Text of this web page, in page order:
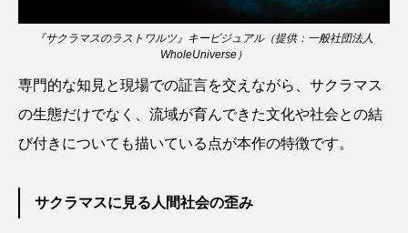
オットセイ オニヒトデ オワンクラゲ
オーストラリア カイエビ カイギュウ
カイロウドウケツ カイワリ
カクレクマノミ カゴカマス
『サクラマスのラストワルツ』キービジュアル（提供：一般社団法人
WholeUniverse）
専門的な知見と現場での証言を交えながら、サクラマス
の生態だけでなく、流域が育んできた文化や社会との結
び付きについても描いている点が本作の特徴です。
サクラマスに見る人間社会の歪み